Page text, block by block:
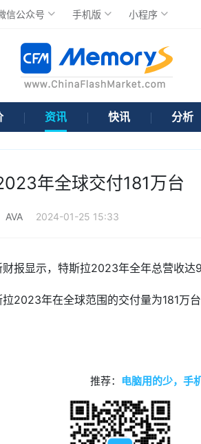
信公众号 手机版 小程序
资讯 快讯 分析
年全球交付181万台
AVA 2024-01-25 15:33
报显示，特斯拉2023年全年总营收达
2023年在全球范围的交付量为181万
推荐： 电脑用的少，手